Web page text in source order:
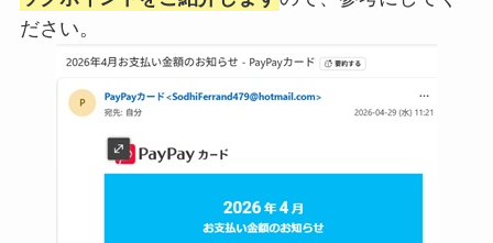
ださい。